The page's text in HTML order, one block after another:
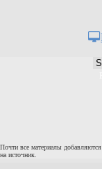
Почти все материалы
на источник.